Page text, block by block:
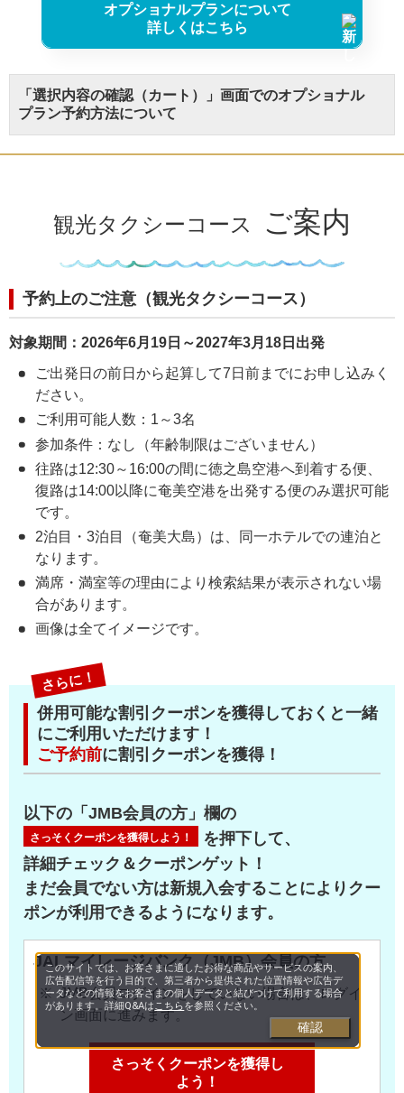
オプショナルプランについて
詳しくはこちら
「選択内容の確認（カート）」画面でのオプショナル
プラン予約方法について
観光タクシーコース ご案内
予約上のご注意（観光タクシーコース）
対象期間：2026年6月19日～2027年3月18日出発
ご出発日の前日から起算して7日前までにお申し込みく
ださい。
ご利用可能人数：1～3名
参加条件：なし（年齢制限はございません）
往路は12:30～16:00の間に徳之島空港へ到着する便、
復路は14:00以降に奄美空港を出発する便のみ選択可能
です。
2泊目・3泊目（奄美大島）は、同一ホテルでの連泊と
なります。
満席・満室等の理由により検索結果が表示されない場
合があります。
画像は全てイメージです。
さらに！
併用可能な割引クーポンを獲得しておくと一緒
にご利用いただけます！
ご予約前に割引クーポンを獲得！
以下の「JMB会員の方」欄の
さっそくクーポンを獲得しよう！
を押下して、
詳細チェック＆クーポンゲット！
まだ会員でない方は新規入会することによりクー
ポンが利用できるようになります。
JALマイレージバンク（JMB）会員の方
JMB会員ログインをしていない場合は、ログイ
ン画面に進みます。
さっそくクーポンを獲得し
よう！
このサイトでは、お客さまに適したお得な商品やサービスの案内、
広告配信等を行う目的で、第三者から提供された位置情報や広告デ
ータなどの情報をお客さまの個人データと結びつけて利用する場合
があります。詳細Q&Aはこちらを参照ください。
確認